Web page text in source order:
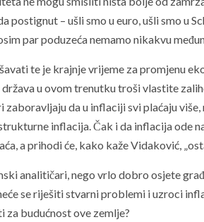
– ušli smo u euro, ušli smo u
par poduzeća nemamo nikakvu
te je krajnje vrijeme za promjenu
u ovom trenutku troši vlastite
da u inflaciji svi plaćaju
inflacija. Čak i da inflacija ode
a prihodi će, kako kaže Vidaković,
analitičari, nego vrlo dobro osjete
se riješiti stvarni problemi i uzroci
budućnost ove zemlje?